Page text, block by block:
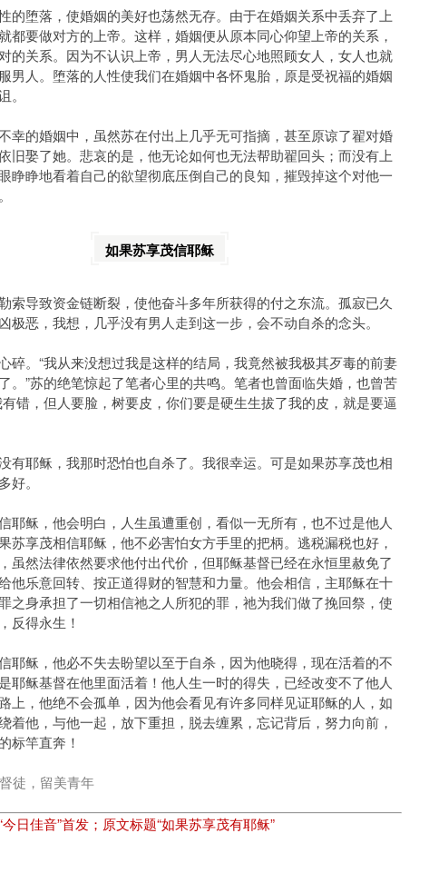
的堕落，使婚姻的美好也荡然无存。由于在婚姻关系中丢弃了上
都要做对方的上帝。这样，婚姻便从原本同心仰望上帝的关系，
的关系。因为不认识上帝，男人无法尽心地照顾女人，女人也就
男人。堕落的人性使我们在婚姻中各怀鬼胎，原是受祝福的婚姻
。
幸的婚姻中，虽然苏在付出上几乎无可指摘，甚至原谅了翟对婚
旧娶了她。悲哀的是，他无论如何也无法帮助翟回头；而没有上
睁睁地看着自己的欲望彻底压倒自己的良知，摧毁掉这个对他一
如果苏享茂信耶稣
索导致资金链断裂，使他奋斗多年所获得的付之东流。孤寂已久
极恶，我想，几乎没有男人走到这一步，会不动自杀的念头。
碎。“我从来没想过我是这样的结局，我竟然被我极其歹毒的前妻
。”苏的绝笔惊起了笔者心里的共鸣。笔者也曾面临失婚，也曾苦
错，但人要脸，树要皮，你们要是硬生生拔了我的皮，就是要逼
有耶稣，我那时恐怕也自杀了。我很幸运。可是如果苏享茂也相
好。
耶稣，他会明白，人生虽遭重创，看似一无所有，也不过是他人
苏享茂相信耶稣，他不必害怕女方手里的把柄。逃税漏税也好，
虽然法律依然要求他付出代价，但耶稣基督已经在永恒里赦免了
他乐意回转、按正道得财的智慧和力量。他会相信，主耶稣在十
之身承担了一切相信祂之人所犯的罪，祂为我们做了挽回祭，使
反得永生！
耶稣，他必不失去盼望以至于自杀，因为他晓得，现在活着的不
耶稣基督在他里面活着！他人生一时的得失，已经改变不了他人
上，他绝不会孤单，因为他会看见有许多同样见证耶稣的人，如
着他，与他一起，放下重担，脱去缠累，忘记背后，努力向前，
标竿直奔！
徒，留美青年
日佳音”首发；原文标题“如果苏享茂有耶稣”